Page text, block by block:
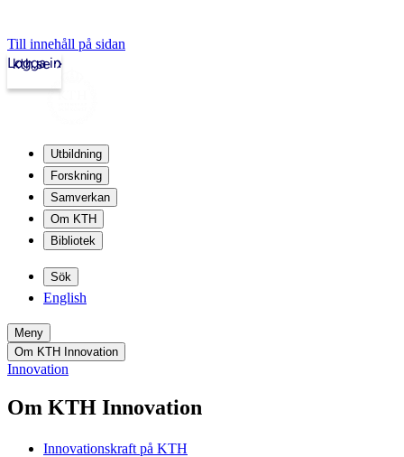
Till innehåll på sidan
kth.se
Logga in
Utbildning
Forskning
Samverkan
Om KTH
Bibliotek
Sök
English
Meny
Om KTH Innovation
Innovation
Om KTH Innovation
Innovationskraft på KTH